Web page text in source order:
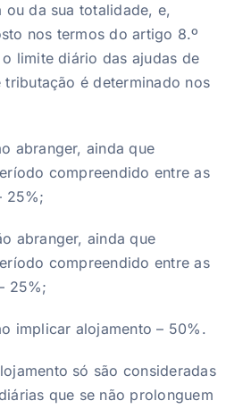
da sua totalidade, e,
nos termos do artigo 8.º
limite diário das ajudas de
é determinado nos
abranger, ainda que
compreendido entre as
25%;
abranger, ainda que
compreendido entre as
25%;
implicar alojamento – 50%.
só são consideradas
que se não prolonguem